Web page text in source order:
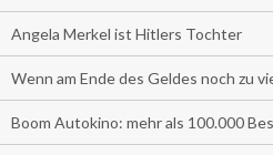
Angela Merkel ist Hitlers Tochter
Wenn am Ende des Geldes noch zu
Boom Autokino: mehr als 100.000